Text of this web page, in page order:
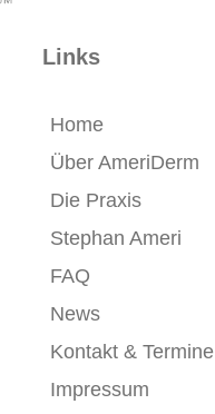
Links
Home
Über AmeriDerm
Die Praxis
Stephan Ameri
FAQ
News
Kontakt & Termine
Impressum